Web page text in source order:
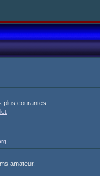
courantes.
amateur.